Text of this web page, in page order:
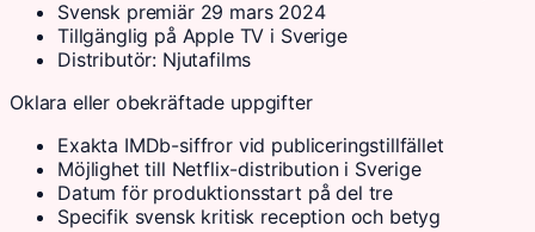
Svensk premiär 29 mars 2024
Tillgänglig på Apple TV i Sverige
Distributör: Njutafilms
Oklara eller obekräftade uppgifter
Exakta IMDb-siffror vid publiceringstillfället
Möjlighet till Netflix-distribution i Sverige
Datum för produktionsstart på del tre
Specifik svensk kritisk reception och betyg